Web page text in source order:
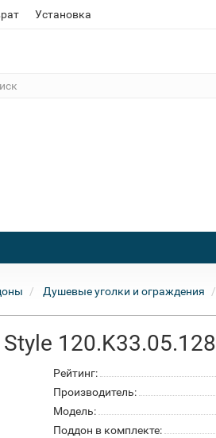
Установка
Душевые уголки и ограждения
Рейтинг:
Производитель:
Модель:
Поддон в комплекте: